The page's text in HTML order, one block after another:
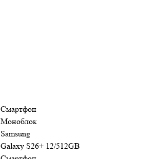
Смартфон
Моноблок
Samsung
Galaxy S26+ 12/512GB